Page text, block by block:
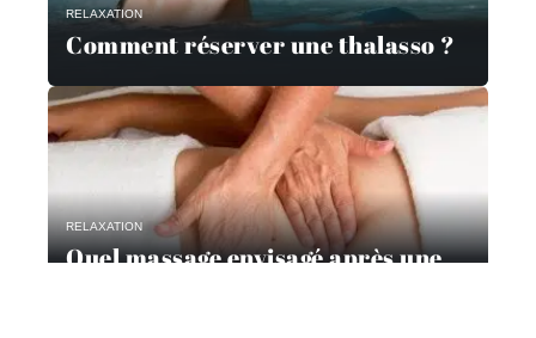
RELAXATION
Comment réserver une thalasso ?
RELAXATION
Quel massage envisagé après une